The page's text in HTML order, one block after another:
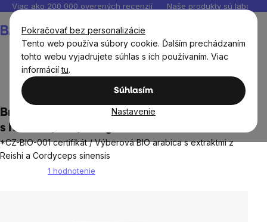
Pokračovať bez personalizácie
Tento web používa súbory cookie. Ďalším prechádzaním
tohto webu vyjadrujete súhlas s ich používaním. Viac
informáciítu.
Súhlasím
Nastavenie
Prejsť
obsah
Viac ako 200 000 overených recenzií Naše produkty sú
košík
Čaj, káva, kakao
BrainMax Coffee Reishi & Cordyceps, káva
s hubami, BIO, 200g
*CZ-BIO-001 certifikát / Výberová BIO arabica s extraktmi z
Reishi a Cordyceps sinensis
1 hodnotenie